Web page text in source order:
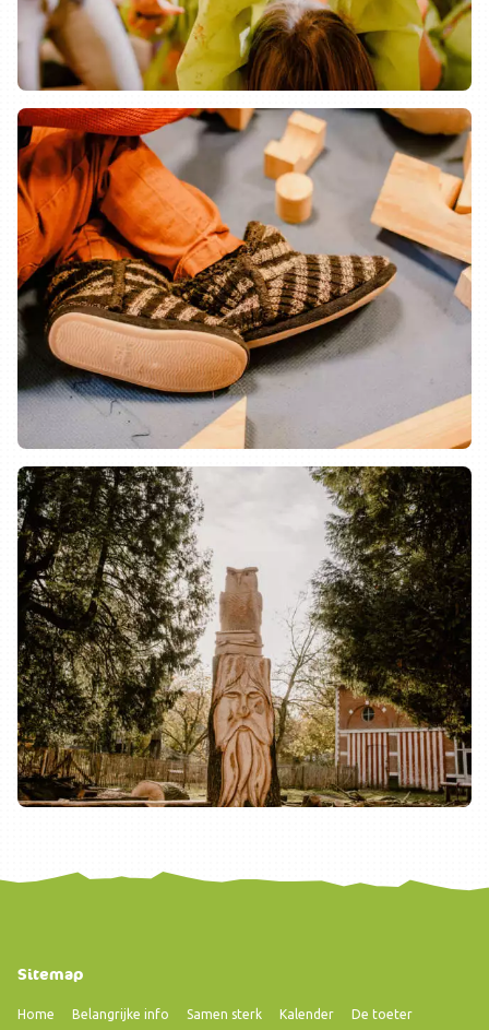
Sitemap
Home Belangrijke info Samen sterk Kalender De toeter